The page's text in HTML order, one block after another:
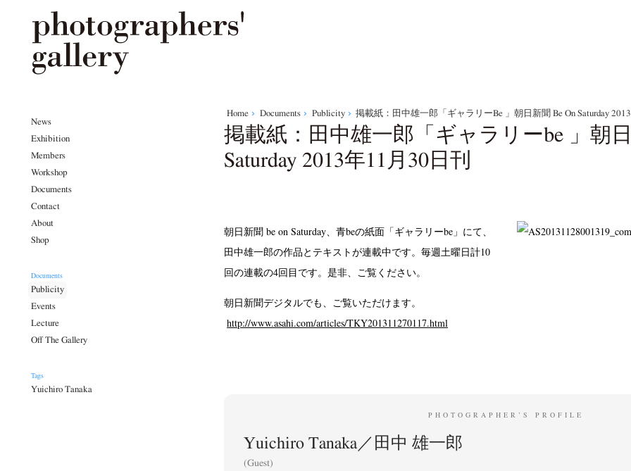
News
Exhibition
Members
Workshop
Documents
Contact
About
Shop
Documents
Publicity
Events
Lecture
Off The Gallery
Tags
Yuichiro Tanaka
Home Documents Publicity 掲載紙：田中雄一郎「ギャラリーbe 」朝日新聞 Be On Saturday
掲載紙：田中雄一郎「ギャラリーbe 」朝
Saturday 2013年11月30日刊
朝日新聞 be on Saturday、青beの紙面「ギャラリーbe」にて、
田中雄一郎の作品とテキストが連載中です。毎週土曜日計10
回の連載の4回目です。是非、ご覧ください。
朝日新聞デジタルでも、ご覧いただけます。
http://www.asahi.com/articles/TKY201311270117.html
PHOTOGRAPHER’S PROFILE
Yuichiro Tanaka／田中 雄一郎
(Guest)